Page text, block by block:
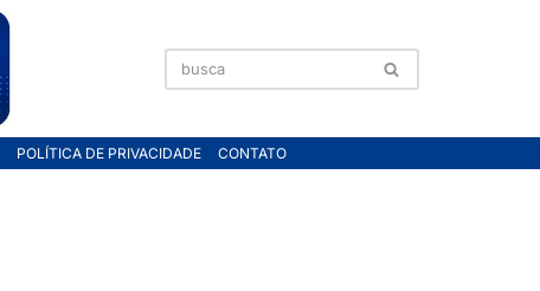
POLÍTICA DE PRIVACIDADE CONTATO